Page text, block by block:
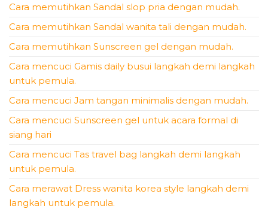
Cara memutihkan Sandal slop pria dengan mudah.
Cara memutihkan Sandal wanita tali dengan mudah.
Cara memutihkan Sunscreen gel dengan mudah.
Cara mencuci Gamis daily busui langkah demi langkah
untuk pemula.
Cara mencuci Jam tangan minimalis dengan mudah.
Cara mencuci Sunscreen gel untuk acara formal di
siang hari
Cara mencuci Tas travel bag langkah demi langkah
untuk pemula.
Cara merawat Dress wanita korea style langkah demi
langkah untuk pemula.